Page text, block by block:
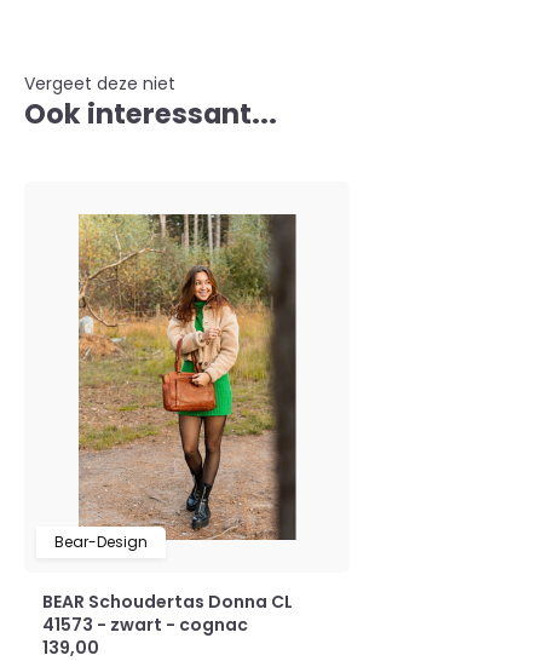
Vergeet deze niet
Ook interessant...
Bear-Design
BEAR Schoudertas Donna CL
41573 - zwart - cognac
139,00